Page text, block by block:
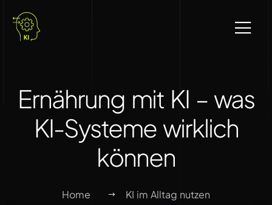
Ernährung mit KI – was
KI-Systeme wirklich
können
Home KI im Alltag nutzen